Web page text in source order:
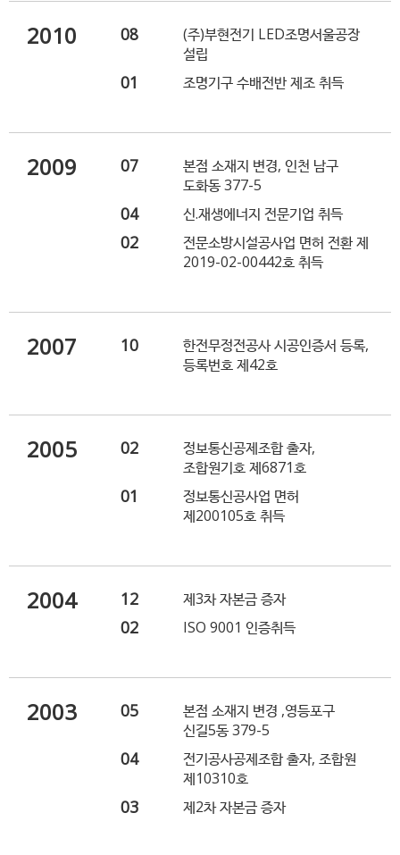
2010 08
(주)부현전기 LED조명서울공장
설립
01 조명기구 수배전반 제조 취득
2009 07
본점 소재지 변경, 인천 남구
도화동 377-5
04 신.재생에너지 전문기업 취득
02
전문소방시설공사업 면허 전환 제
2019-02-00442호 취득
2007 10
한전무정전공사 시공인증서 등록,
등록번호 제42호
2005 02
정보통신공제조합 출자,
조합원기호 제6871호
01
정보통신공사업 면허
제200105호 취득
2004 12 제3차 자본금 증자
02 ISO 9001 인증취득
2003 05
본점 소재지 변경 ,영등포구
신길5동 379-5
04
전기공사공제조합 출자, 조합원
제10310호
03 제2차 자본금 증자